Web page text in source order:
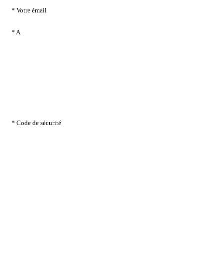
* Votre émail
* A
* Code de sécurité